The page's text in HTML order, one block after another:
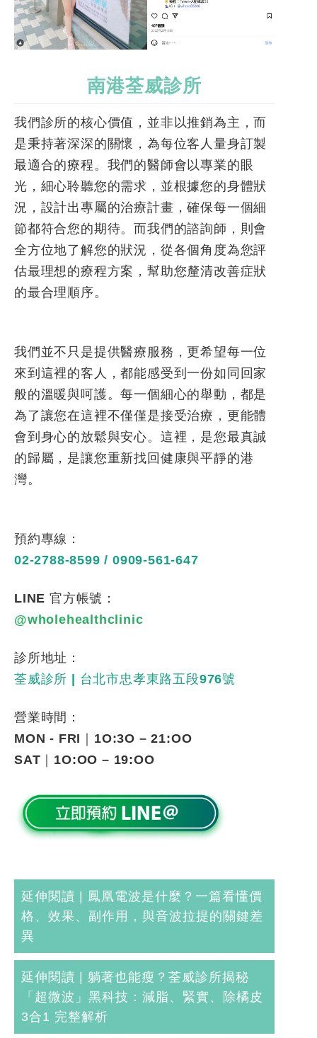
南港荃威診所
我們診所的核心價值，並非以推銷為主，而
是秉持著深深的關懷，為每位客人量身訂製
最適合的療程。我們的醫師會以專業的眼
光，細心聆聽您的需求，並根據您的身體狀
況，設計出專屬的治療計畫，確保每一個細
節都符合您的期待。而我們的諮詢師，則會
全方位地了解您的狀況，從各個角度為您評
估最理想的療程方案，幫助您釐清改善症狀
的最合理順序。
我們並不只是提供醫療服務，更希望每一位
來到這裡的客人，都能感受到一份如同回家
般的溫暖與呵護。每一個細心的舉動，都是
為了讓您在這裡不僅僅是接受治療，更能體
會到身心的放鬆與安心。這裡，是您最真誠
的歸屬，是讓您重新找回健康與平靜的港
灣。
預約專線：
02-2788-8599 /0909-561-647
LINE 官方帳號：
@wholehealthclinic
診所地址：
荃威診所
台北市忠孝東路五段976號
營業時間：
MON - FRI
1O:3O – 21:OO
SAT
1O:OO – 19:OO
延伸閱讀 | 鳳凰電波是什麼？一篇看懂價
格、效果、副作用，與音波拉提的關鍵差
異
延伸閱讀 | 躺著也能瘦？荃威診所揭秘
「超微波」黑科技：減脂、緊實、除橘皮
3合1 完整解析